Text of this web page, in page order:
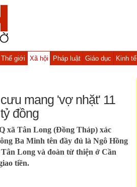
Thế giới Xã hội Pháp luật Giáo dục Kinh tế
mang 'vợ nhặt' 11
đồng
xã Tân Long (Đồng Tháp) xác
Ba Minh tên đầy đủ là Ngô Hồng
Long và đoàn từ thiện ở Cần
tiền.